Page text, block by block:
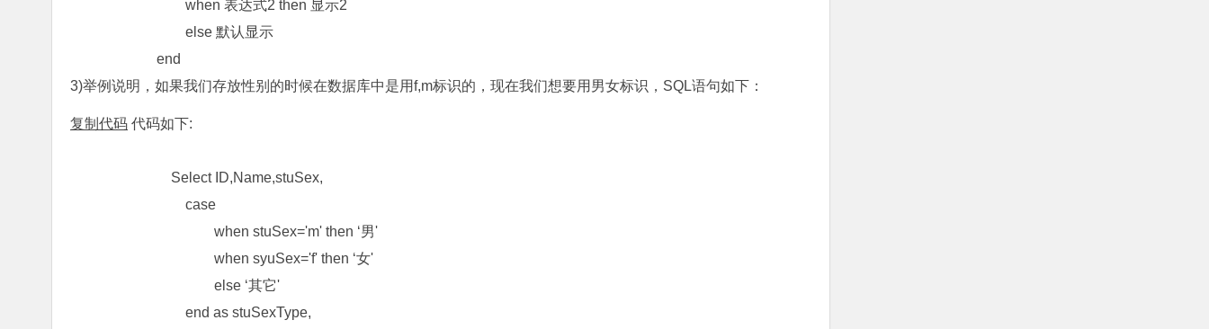
when 表达式2 then 显示2
else 默认显示
end
3)举例说明，如果我们存放性别的时候在数据库中是用f,m标识的，现在我们想要用男女标识，SQL语句如下：
复制代码 代码如下:
Select ID,Name,stuSex,
case
when stuSex='m' then ‘男'
when syuSex='f' then ‘女'
else ‘其它'
end as stuSexType,